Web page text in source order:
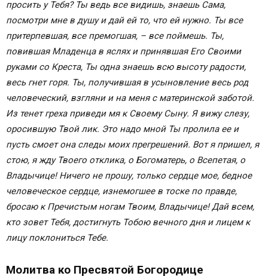
просить у Тебя? Ты ведь все видишь, знаешь Сама,
посмотри мне в душу и дай ей то, что ей нужно. Ты все
притерпевшая, все премогшая, – все поймешь. Ты,
повившая Младенца в яслях и принявшая Его Своими
руками со Креста, Ты одна знаешь всю высоту радости,
весь гнет горя. Ты, получившая в усыновление весь род
человеческий, взгляни и на меня с материнской заботой.
Из тенет греха приведи мя к Своему Сыну. Я вижу слезу,
оросившую Твой лик. Это надо мной Ты пролила ее и
пусть смоет она следы моих прегрешений. Вот я пришел, я
стою, я жду Твоего отклика, о Богоматерь, о Всепетая, о
Владычице! Ничего не прошу, только сердце мое, бедное
человеческое сердце, изнемогшее в тоске по правде,
бросаю к Пречистым ногам Твоим, Владычице! Дай всем,
кто зовет Тебя, достигнуть Тобою вечного дня и лицем к
лицу поклониться Тебе.
Молитва ко Пресвятой Богородице